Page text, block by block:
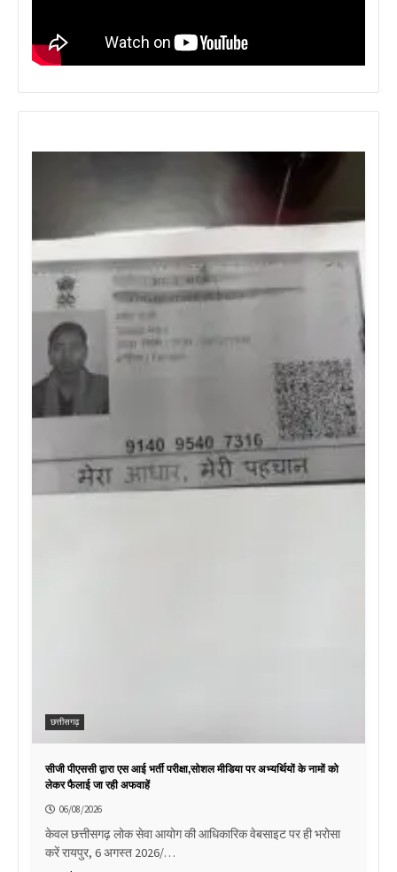
छत्तीसगढ़
सीजी पीएससी द्वारा एस आई भर्ती परीक्षा,सोशल मीडिया पर अभ्यर्थियों के नामों को
लेकर फैलाई जा रही अफवाहें
06/08/2026
केवल छत्तीसगढ़ लोक सेवा आयोग की आधिकारिक वेबसाइट पर ही भरोसा
करें रायपुर, 6 अगस्त 2026/…